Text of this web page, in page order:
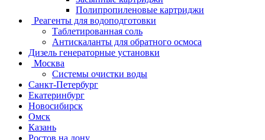
Полипропиленовые картриджи
Реагенты для водоподготовки
Таблетированная соль
Антискаланты для обратного осмоса
Дизель генераторные установки
Москва
Системы очистки воды
Санкт-Петербург
Екатеринбург
Новосибирск
Омск
Казань